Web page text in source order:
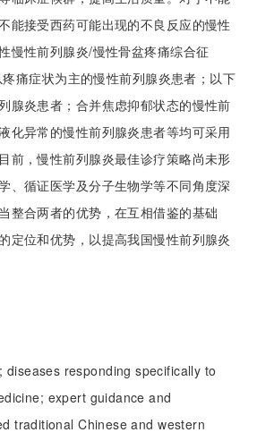
能接受西药可能出现的不良反应的慢性
慢性前列腺炎/慢性骨盆疼痛综合征
疼痛症状为主的慢性前列腺炎患者；以下
腺炎患者；合并焦虑抑郁状态的慢性前
化异常的慢性前列腺炎患者等均可采用
前，慢性前列腺炎最佳诊疗策略尚未形
、循证医学及分子生物学等不同角度深
整合两者的优势，在互相借鉴的基础
定位和优势，以提高我国慢性前列腺炎
diseases responding specifically to
expert guidance and
traditional Chinese and western